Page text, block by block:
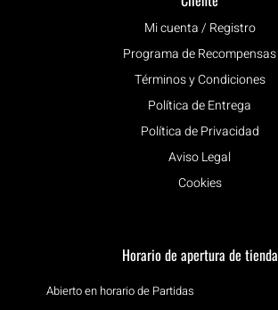
Mi cuenta / Registro
Programa de Recompensas
Términos y Condiciones
Política de Entrega
Política de Privacidad
Aviso Legal
Cookies
Horario de apertura de tienda
Abierto en horario de Partidas